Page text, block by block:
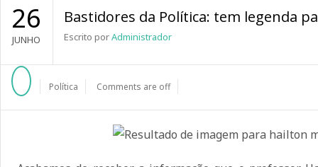
26
JUNHO
Bastidores da Política: tem legenda
Escrito porAdministrador
Política Comments are off